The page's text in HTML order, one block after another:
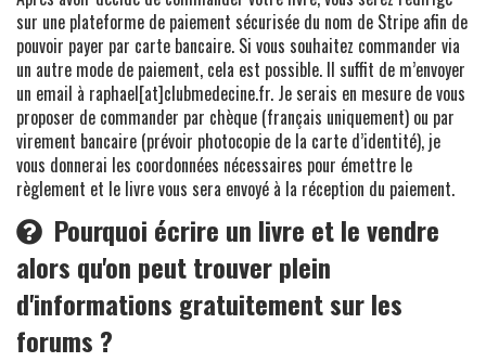
sur une plateforme de paiement sécurisée du nom de Stripe afin de
pouvoir payer par carte bancaire. Si vous souhaitez commander via
un autre mode de paiement, cela est possible. Il suffit de m’envoyer
un email à raphael[at]clubmedecine.fr. Je serais en mesure de vous
proposer de commander par chèque (français uniquement) ou par
virement bancaire (prévoir photocopie de la carte d’identité), je
vous donnerai les coordonnées nécessaires pour émettre le
règlement et le livre vous sera envoyé à la réception du paiement.
Pourquoi écrire un livre et le vendre
alors qu'on peut trouver plein
d'informations gratuitement sur les
forums ?